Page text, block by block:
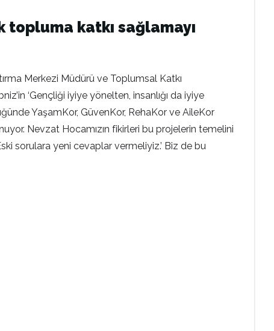
topluma katkı sağlamayı
Merkezi Müdürü ve Toplumsal Katkı
‘Gençliği iyiye yönelten, insanlığı da iyiye
YaşamKor, GüvenKor, RehaKor ve AileKor
Nevzat Hocamızın fikirleri bu projelerin temelini
sorulara yeni cevaplar vermeliyiz.’ Biz de bu